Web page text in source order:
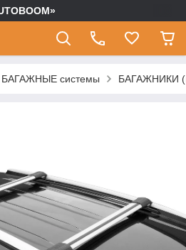
БАГАЖНЫЕ системы БАГАЖНИКИ